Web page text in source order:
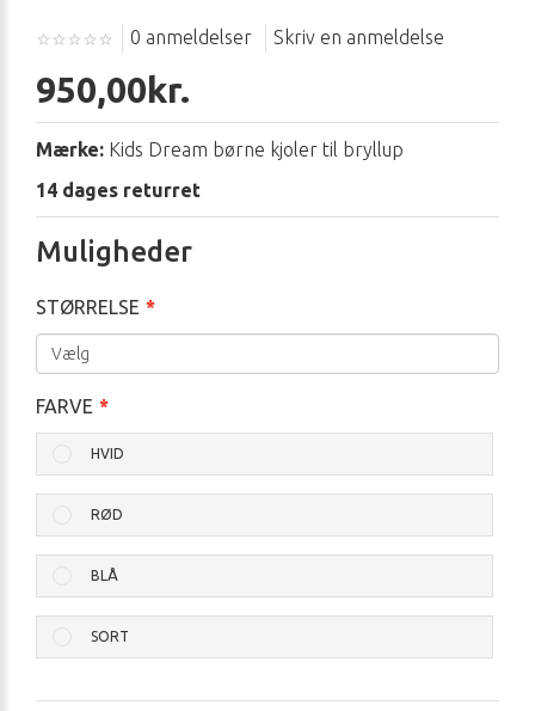
0 anmeldelser Skriv en anmeldelse
950,00kr.
Mærke: Kids Dream børne kjoler til bryllup
14 dages returret
Muligheder
STØRRELSE
FARVE
HVID
RØD
BLÅ
SORT